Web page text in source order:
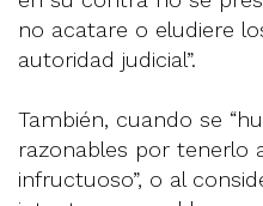
no acatare o eludiere
autoridad judicial”.
También, cuando se
razonables por tenerlo
infructuoso”, o al